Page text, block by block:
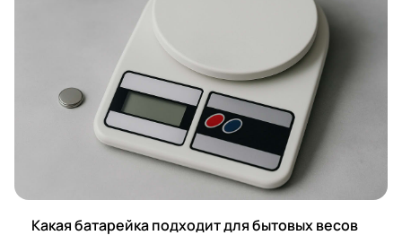
Какая батарейка подходит для бытовых весов